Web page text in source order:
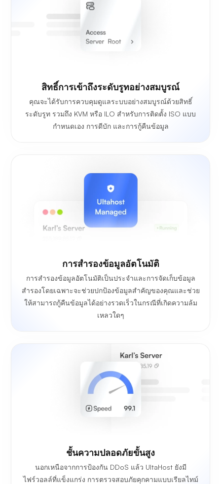
สิทธิ์การเข้าถึงระดับรูทอย่างสมบูรณ์
คุณจะได้รับการควบคุมดูแลระบบอย่างสมบูรณ์ด้วยสิทธิ์
ระดับรูท รวมถึง KVM หรือ ILO สำหรับการติดตั้ง ISO แบบ
กำหนดเอง การดีบัก และการกู้คืนข้อมูล
การสำรองข้อมูลอัตโนมัติ
การสำรองข้อมูลอัตโนมัติเป็นประจำและการจัดเก็บข้อมูล
สำรองโดยเฉพาะจะช่วยปกป้องข้อมูลสำคัญของคุณและช่วย
ให้สามารถกู้คืนข้อมูลได้อย่างรวดเร็วในกรณีที่เกิดความล้ม
เหลวใดๆ
ชั้นความปลอดภัยขั้นสูง
นอกเหนือจากการป้องกัน DDoS แล้ว UltaHost ยังมี
ไฟร์วอลล์ที่แข็งแกร่ง การตรวจสอบภัยคุกคามแบบเรียลไทม์